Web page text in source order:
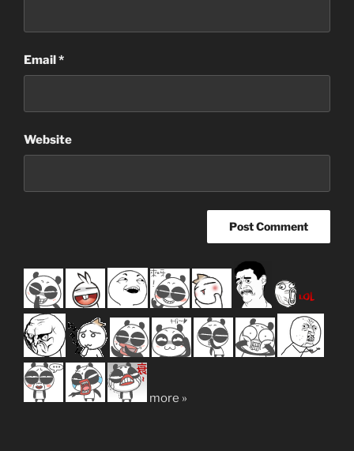
Email*
Website
more »